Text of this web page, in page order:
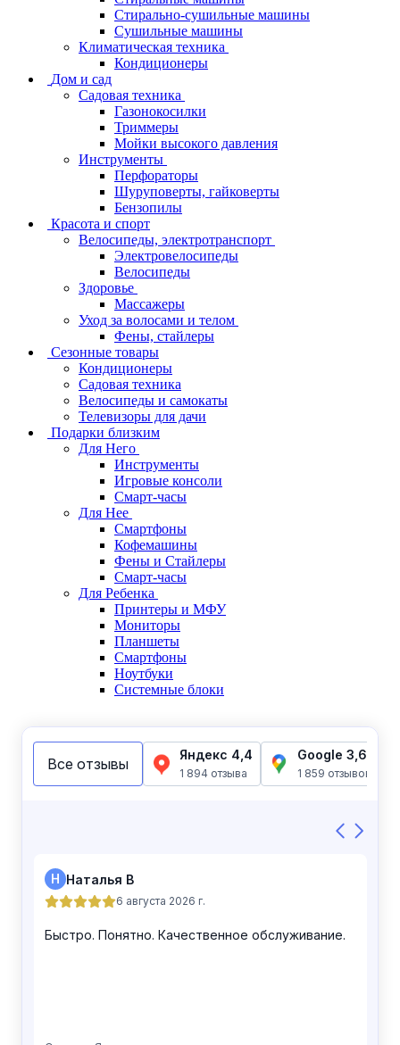
Стирально-сушильные машины
Сушильные машины
Климатическая техника
Кондиционеры
Дом и сад
Садовая техника
Газонокосилки
Триммеры
Мойки высокого давления
Инструменты
Перфораторы
Шуруповерты, гайковерты
Бензопилы
Красота и спорт
Велосипеды, электротранспорт
Электровелосипеды
Велосипеды
Здоровье
Массажеры
Уход за волосами и телом
Фены, стайлеры
Сезонные товары
Кондиционеры
Садовая техника
Велосипеды и самокаты
Телевизоры для дачи
Подарки близким
Для Него
Инструменты
Игровые консоли
Смарт-часы
Для Нее
Смартфоны
Кофемашины
Фены и Стайлеры
Смарт-часы
Для Ребенка
Принтеры и МФУ
Мониторы
Планшеты
Смартфоны
Ноутбуки
Системные блоки